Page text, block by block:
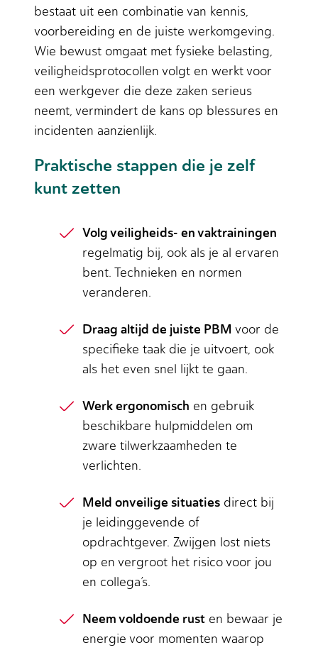
bestaat uit een combinatie van kennis,
voorbereiding en de juiste werkomgeving.
Wie bewust omgaat met fysieke belasting,
veiligheidsprotocollen volgt en werkt voor
een werkgever die deze zaken serieus
neemt, vermindert de kans op blessures en
incidenten aanzienlijk.
Praktische stappen die je zelf
kunt zetten
Volg veiligheids- en vaktrainingen
regelmatig bij, ook als je al ervaren
bent. Technieken en normen
veranderen.
Draag altijd de juiste PBM voor de
specifieke taak die je uitvoert, ook
als het even snel lijkt te gaan.
Werk ergonomisch en gebruik
beschikbare hulpmiddelen om
zware tilwerkzaamheden te
verlichten.
Meld onveilige situaties direct bij
je leidinggevende of
opdrachtgever. Zwijgen lost niets
op en vergroot het risico voor jou
en collega’s.
Neem voldoende rust en bewaar je
energie voor momenten waarop